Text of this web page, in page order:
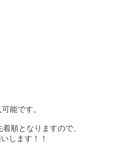
能です。
順となりますので、
します！！